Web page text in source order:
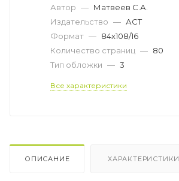
Автор — Матвеев С.А.
Издательство — АСТ
Формат — 84x108/16
Количество страниц — 80
Тип обложки — 3
Все характеристики
ОПИСАНИЕ ХАРАКТЕРИСТИКИ